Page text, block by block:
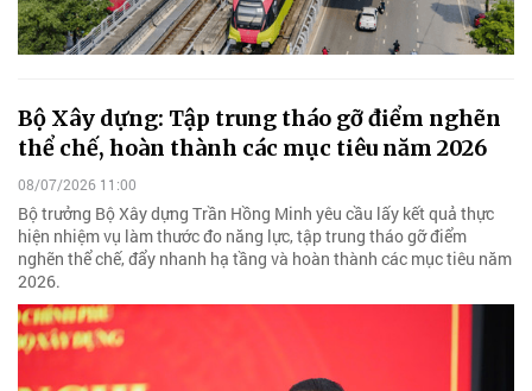
Bộ Xây dựng: Tập trung tháo gỡ điểm nghẽn
thể chế, hoàn thành các mục tiêu năm 2026
08/07/2026 11:00
Bộ trưởng Bộ Xây dựng Trần Hồng Minh yêu cầu lấy kết quả thực
hiện nhiệm vụ làm thước đo năng lực, tập trung tháo gỡ điểm
nghẽn thể chế, đẩy nhanh hạ tầng và hoàn thành các mục tiêu năm
2026.